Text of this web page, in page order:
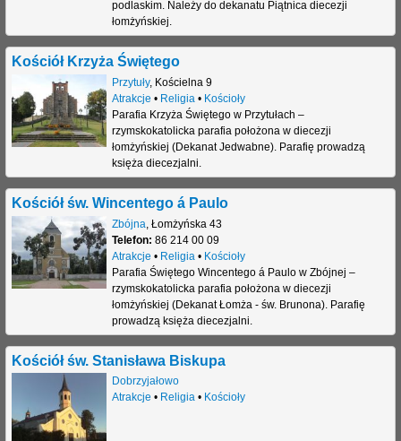
podlaskim. Należy do dekanatu Piątnica diecezji
łomżyńskiej.
Kościół Krzyża Świętego
Przytuły, Kościelna 9
Atrakcje • Religia • Kościoły
Parafia Krzyża Świętego w Przytułach –
rzymskokatolicka parafia położona w diecezji
łomżyńskiej (Dekanat Jedwabne). Parafię prowadzą
księża diecezjalni.
Kościół św. Wincentego á Paulo
Zbójna Łomżyńska 43
Telefon: 86 214 00 09
Atrakcje • Religia • Kościoły
Parafia Świętego Wincentego á Paulo w Zbójnej –
rzymskokatolicka parafia położona w diecezji
łomżyńskiej (Dekanat Łomża - św. Brunona). Parafię
prowadzą księża diecezjalni.
Kościół św. Stanisława Biskupa
Dobrzyjałowo
Atrakcje • Religia• Kościoły